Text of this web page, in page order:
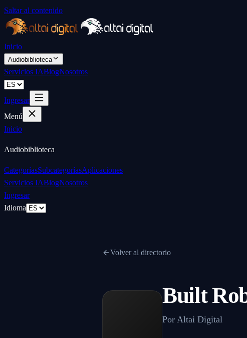
Saltar al contenido
Inicio
Audiobiblioteca
Servicios IABlogNosotros
Ingresar
Menú
Inicio
Audiobiblioteca
CategoríasSubcategoríasAplicaciones
Servicios IABlogNosotros
Ingresar
Idioma
Volver al directorio
Built
Por Altai Digital